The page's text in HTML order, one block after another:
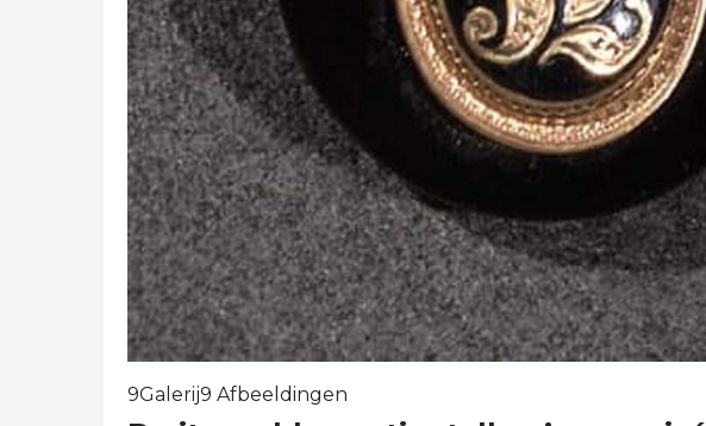
9Galerij9 Afbeeldingen